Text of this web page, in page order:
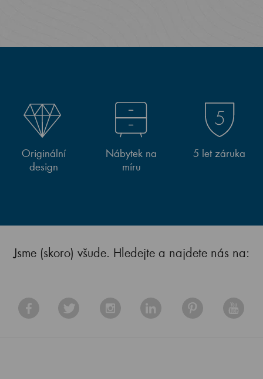
Originální
design
Nábytek na
míru
5 let záruka
Jsme (skoro) všude. Hledejte a najdete nás na: